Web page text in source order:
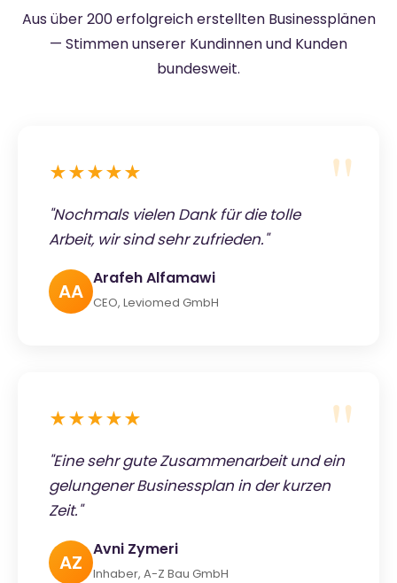
Aus über 200 erfolgreich erstellten Businessplänen
— Stimmen unserer Kundinnen und Kunden
bundesweit.
★★★★★
"Nochmals vielen Dank für die tolle
Arbeit, wir sind sehr zufrieden."
AA
Arafeh Alfamawi
CEO, Leviomed GmbH
★★★★★
"Eine sehr gute Zusammenarbeit und ein
gelungener Businessplan in der kurzen
Zeit."
AZ
Avni Zymeri
Inhaber, A-Z Bau GmbH